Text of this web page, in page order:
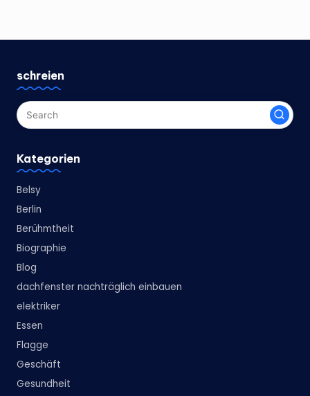
schreien
Kategorien
Belsy
Berlin
Berühmtheit
Biographie
Blog
dachfenster nachträglich einbauen
elektriker
Essen
Flagge
Geschäft
Gesundheit